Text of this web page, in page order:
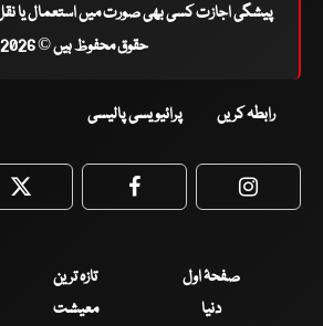
پیشگی اجازت کسی بھی صورت میں استعمال یا
حقوق محفوظ ہیں © 2026
رابطہ کریں پرائیویسی پالیسی
Twitter Facebook
صفحۂ اول تازہ ترین
دنیا
معیشت